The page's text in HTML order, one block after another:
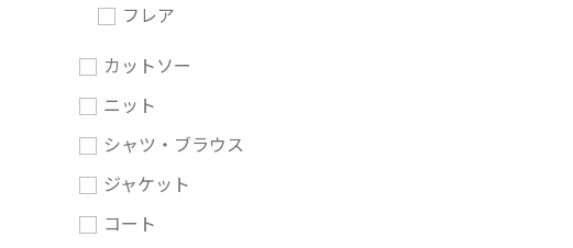
フレア
カットソー
ニット
シャツ・ブラウス
ジャケット
コート